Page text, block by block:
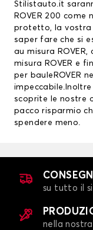
Stilistauto.it
ROVER 200
protetto, la vostra
saper fare che si
au misura ROVER,
misura ROVER e
per bauleROVER
scoprite le nostre
pacco risparmio
spendere meno.
su tutto il
nella